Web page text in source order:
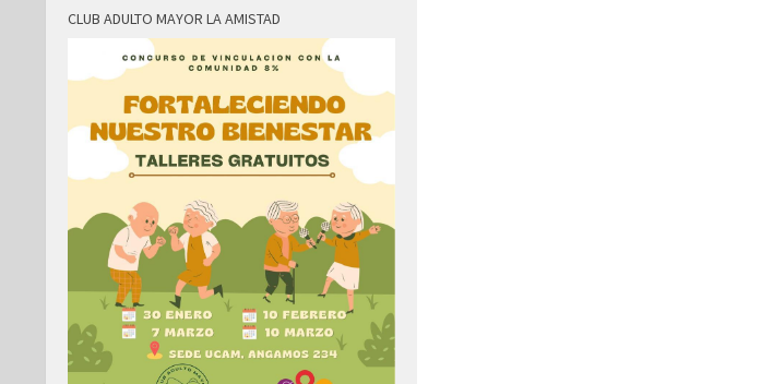
CLUB ADULTO MAYOR LA AMISTAD